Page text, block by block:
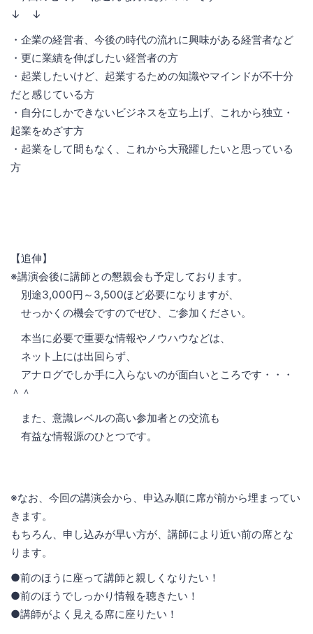
↓ ↓
・企業の経営者、今後の時代の流れに興味がある経営者など
・更に業績を伸ばしたい経営者の方
・起業したいけど、起業するための知識やマインドが不十分
だと感じている方
・自分にしかできないビジネスを立ち上げ、これから独立・
起業をめざす方
・起業をして間もなく、これから大飛躍したいと思っている
方
【追伸】
※講演会後に講師との懇親会も予定しております。
別途3,000円～3,500ほど必要になりますが、
せっかくの機会ですのでぜひ、ご参加ください。
本当に必要で重要な情報やノウハウなどは、
ネット上には出回らず、
アナログでしか手に入らないのが面白いところです・・・
＾＾
また、意識レベルの高い参加者との交流も
有益な情報源のひとつです。
※なお、今回の講演会から、申込み順に席が前から埋まってい
きます。
もちろん、申し込みが早い方が、講師により近い前の席とな
ります。
●前のほうに座って講師と親しくなりたい！
●前のほうでしっかり情報を聴きたい！
●講師がよく見える席に座りたい！